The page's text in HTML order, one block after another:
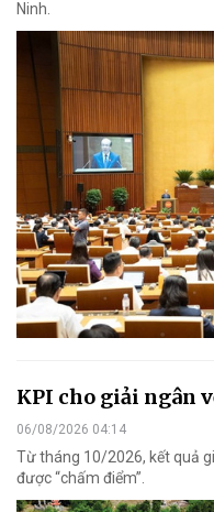
Ninh.
KPI cho giải ngân
06/08/2026 04:14
Từ tháng 10/2026, kết quả
được “chấm điểm”.